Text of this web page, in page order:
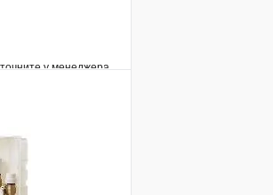
у менеджера
корзину